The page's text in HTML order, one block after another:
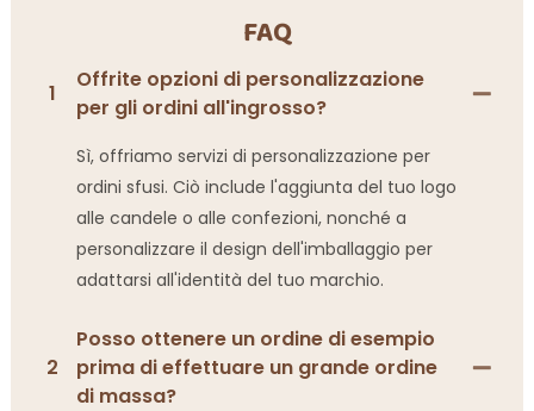
FAQ
1
Offrite opzioni di personalizzazione
per gli ordini all'ingrosso?
Sì, offriamo servizi di personalizzazione per
ordini sfusi. Ciò include l'aggiunta del tuo logo
alle candele o alle confezioni, nonché a
personalizzare il design dell'imballaggio per
adattarsi all'identità del tuo marchio.
2
Posso ottenere un ordine di esempio
prima di effettuare un grande ordine
di massa?